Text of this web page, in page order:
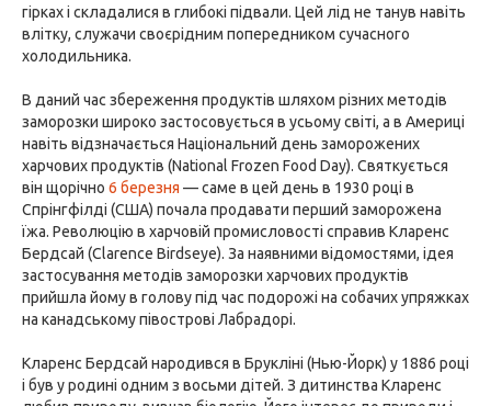
гірках і складалися в глибокі підвали. Цей лід не танув навіть
влітку, служачи своєрідним попередником сучасного
холодильника.
В даний час збереження продуктів шляхом різних методів
заморозки широко застосовується в усьому світі, а в Америці
навіть відзначається Національний день заморожених
харчових продуктів (National Frozen Food Day). Святкується
він щорічно 6 березня — саме в цей день в 1930 році в
Спрінгфілді (США) почала продавати перший заморожена
їжа. Революцію в харчовій промисловості справив Кларенс
Бердсай (Clarence Birdseye). За наявними відомостями, ідея
застосування методів заморозки харчових продуктів
прийшла йому в голову під час подорожі на собачих упряжках
на канадському півострові Лабрадорі.
Кларенс Бердсай народився в Брукліні (Нью-Йорк) у 1886 році
і був у родині одним з восьми дітей. З дитинства Кларенс